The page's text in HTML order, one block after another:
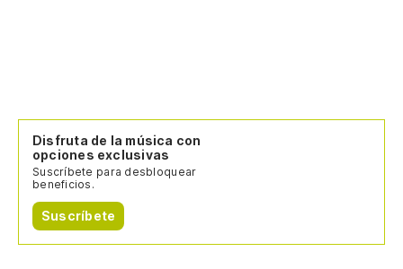
Disfruta de la música con
opciones exclusivas
Suscríbete para desbloquear
beneficios.
Suscríbete